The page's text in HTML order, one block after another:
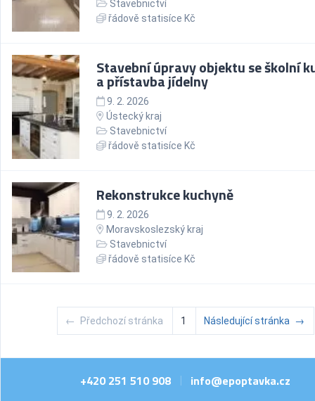
Stavebnictví
řádově statisíce Kč
Stavební úpravy objektu se školní
a přístavba jídelny
9. 2. 2026
Ústecký kraj
Stavebnictví
řádově statisíce Kč
Rekonstrukce kuchyně
9. 2. 2026
Moravskoslezský kraj
Stavebnictví
řádově statisíce Kč
← Předchozí stránka 1 Následující stránka →
+420 251 510 908 | info@epoptavka.cz